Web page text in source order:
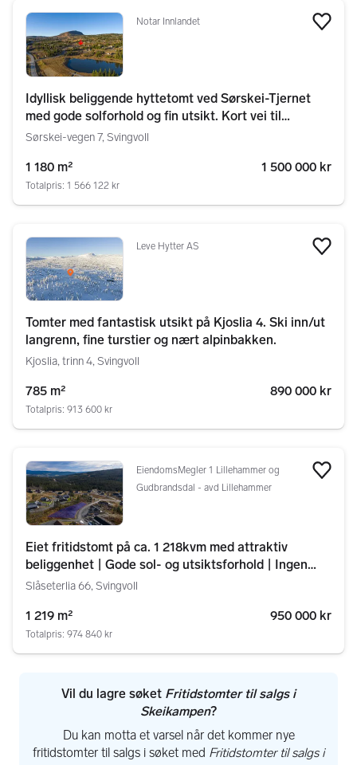
Notar Innlandet
Idyllisk beliggende hyttetomt ved Sørskei-Tjernet
med gode solforhold og fin utsikt. Kort vei til
skisenter og sentrum.
Sørskei-vegen 7, Svingvoll
1 180 m² 1 500 000 kr
Totalpris: 1 566 122 kr
Leve Hytter AS
Tomter med fantastisk utsikt på Kjoslia 4. Ski inn/ut
langrenn, fine turstier og nært alpinbakken.
Kjoslia, trinn 4, Svingvoll
785 m² 890 000 kr
Totalpris: 913 600 kr
EiendomsMegler 1 Lillehammer og
Gudbrandsdal - avd Lillehammer
Eiet fritidstomt på ca. 1 218kvm med attraktiv
beliggenhet | Gode sol- og utsiktsforhold | Ingen
byggeklausul
Slåseterlia 66, Svingvoll
1 219 m² 950 000 kr
Totalpris: 974 840 kr
Vil du lagre søket Fritidstomter til salgs i
Skeikampen?
Du kan motta et varsel når det kommer nye
fritidstomter til salgs i søket med Fritidstomter til salgs i